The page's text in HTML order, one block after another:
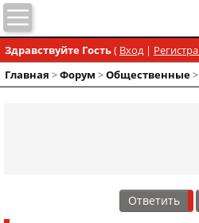
Здравствуйте Гость( Вход|
Главная >Форум >Общественные>
Ответить